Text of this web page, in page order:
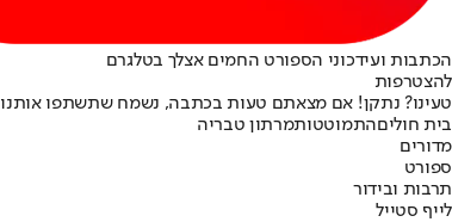
הכתבות ועידכוני הספורט החמים אצלך בטלגרם
להצטרפות
טעינו? נתקן! אם מצאתם טעות בכתבה, נשמח שתשתפו אותנו
בית חוליםהתמוטטותמרתון טבריה
מדורים
ספורט
תרבות ובידור
לייף סטייל